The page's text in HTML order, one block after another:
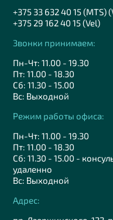
+375 33 632 40 15 (MTS)
+375 29 162 40 15 (Vel)
Звонки принимаем:
Пн-Чт: 11.00 - 19.30
Пт: 11.00 - 18.30
Сб: 11.30 - 15.00
Вс: Выходной
Режим работы офиса:
Пн-Чт: 11.00 - 19.30
Пт: 11.00 - 18.30
Сб: 11.30 - 15.00 -
удаленно
Вс: Выходной
Адрес: